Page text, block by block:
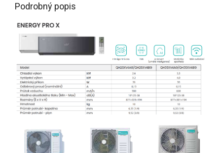
Podrobný popis